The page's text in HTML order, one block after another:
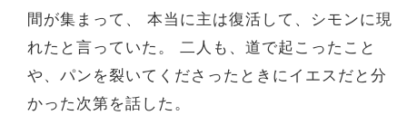
間が集まって、 本当に主は復活して、シモンに現
れたと言っていた。 二人も、道で起こったこと
や、パンを裂いてくださったときにイエスだと分
かった次第を話した。